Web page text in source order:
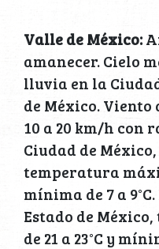
Valle de México:
amanecer. Cielo
lluvia en la
de México. Viento
10 a 20 km/h con
Ciudad de
temperatura
mínima de 7 a
Estado de
de 21 a 23°C y